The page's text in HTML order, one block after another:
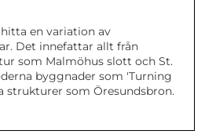
en variation av
Det innefattar allt från
som Malmöhus slott och St.
byggnader som 'Turning
strukturer som Öresundsbron.